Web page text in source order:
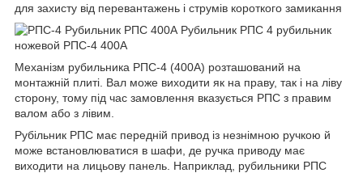
для захисту від перевантажень і струмів короткого замикання
Механізм рубильника РПС-4 (400А) розташований на
монтажній плиті. Вал може виходити як на праву, так і на ліву
сторону, тому під час замовлення вказується РПС з правим
валом або з лівим.
Рубільник РПС має передній привод із незнімною ручкою й
може встановлюватися в шафи, де ручка приводу має
виходити на лицьову панель. Наприклад, рубильники РПС